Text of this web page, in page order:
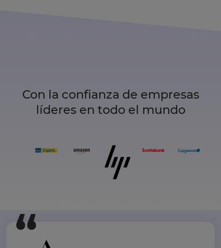
Con la confianza de empresas
líderes en todo el mundo